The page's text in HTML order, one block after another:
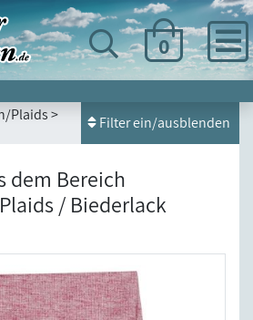
0
Plaids >
Filter ein/ausblenden
dem Bereich
/ Biederlack